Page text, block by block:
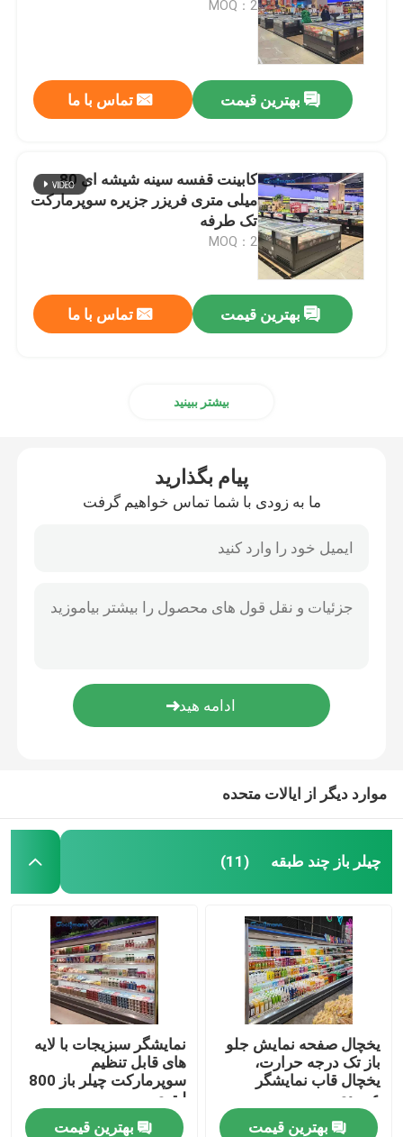
کولر درب شیشه ای
کولر نمایش کیک
کولر پشتی
فریزر سینه عمیق
MOQ：2
بهترین قیمت تماس با ما
کابینت قفسه سینه شیشه ای 80
میلی متری فریزر جزیره سوپرمارکت
تک طرفه
MOQ：2
بهترین قیمت تماس با ما
بیشتر ببینید
پیام بگذارید
ما به زودی با شما تماس خواهیم گرفت
موارد دیگر از ایالات متحده
چیلر باز چند طبقه (11)
یخچال صفحه نمایش جلو
باز تک درجه حرارت،
یخچال قاب نمایشگر
عمودی
بهترین قیمت
نمایشگر سبزیجات با لایه
های قابل تنظیم
سوپرمارکت چیلر باز 800
لیتری
بهترین قیمت